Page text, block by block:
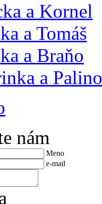
a Kornel
a Tomáš
a Braňo
a Palino
nám
Meno
e-mail